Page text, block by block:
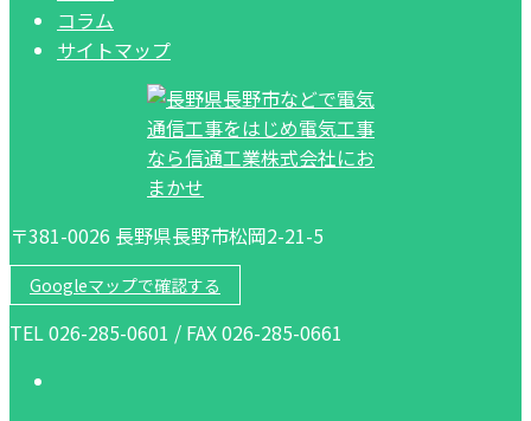
コラム
サイトマップ
〒381-0026 長野県長野市松岡2-21-5
Googleマップで確認する
TEL 026-285-0601 / FAX 026-285-0661